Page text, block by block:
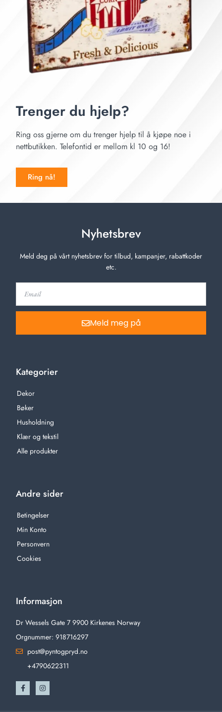
Trenger du hjelp?
Ring oss gjerne om du trenger hjelp til å kjøpe noe i
nettbutikken. Telefontid er mellom kl 10 og 16!
Ring nå!
Nyhetsbrev
Meld deg på vårt nyhetsbrev for tilbud, kampanjer, rabattkoder
etc.
Meld meg på
Kategorier
Dekor
Bøker
Husholdning
Klær og tekstil
Alle produkter
Andre sider
Betingelser
Min Konto
Personvern
Cookies
Informasjon
Dr Wessels Gate 7 9900 Kirkenes Norway
Orgnummer: 918716297
post@pyntogpryd.no
+4790622311